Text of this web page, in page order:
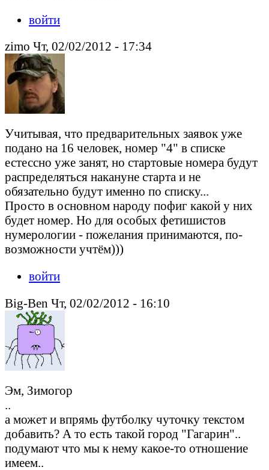
войти
zimo Чт, 02/02/2012 - 17:34
Учитывая, что предварительных заявок уже
подано на 16 человек, номер "4" в списке
естессно уже занят, но стартовые номера будут
распределяться накануне старта и не
обязательно будут именно по списку...
Просто в основном народу пофиг какой у них
будет номер. Но для особых фетишистов
нумерологии - пожелания принимаются, по-
возможности учтём)))
войти
Big-Ben Чт, 02/02/2012 - 16:10
Эм, Зимогор
..
а может и впрямь футболку чуточку текстом
добавить? А то есть такой город "Гагарин"..
подумают что мы к нему какое-то отношение
имеем..